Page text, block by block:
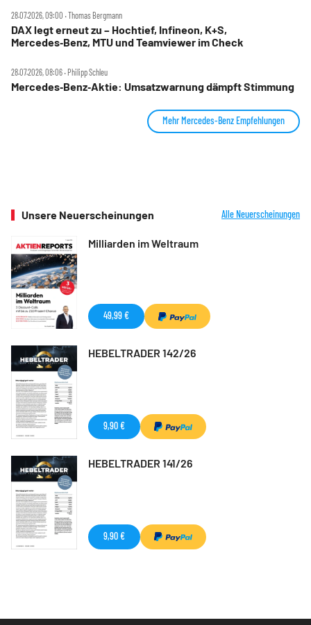
28.07.2026, 09:00 ‧ Thomas Bergmann
DAX legt erneut zu – Hochtief, Infineon, K+S,
Mercedes‑Benz, MTU und Teamviewer im Check
28.07.2026, 08:06 ‧ Philipp Schleu
Mercedes‑Benz‑Aktie: Umsatzwarnung dämpft Stimmung
Mehr Mercedes-Benz Empfehlungen
Unsere Neuerscheinungen Alle Neuerscheinungen
Milliarden im Weltraum
49,99 €
HEBELTRADER 142/26
9,90 €
HEBELTRADER 141/26
9,90 €